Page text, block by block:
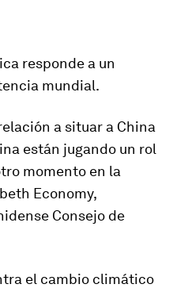
responde a un
mundial.
a situar a China
están jugando un rol
momento en la
Economy,
Consejo de
el cambio climático